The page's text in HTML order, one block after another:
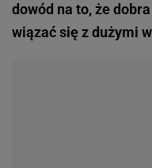
dowód na to, że
wiązać się z dużymi